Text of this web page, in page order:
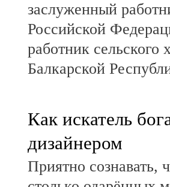
заслуженный
Российской
работник сельского
Балкарской
Как искатель
дизайнером
Приятно сознавать,